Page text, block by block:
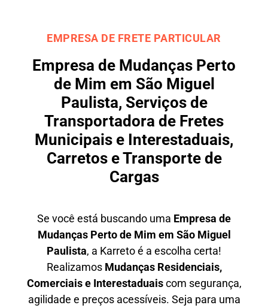
EMPRESA DE FRETE PARTICULAR
Empresa de Mudanças Perto
de Mim em São Miguel
Paulista, Serviços de
Transportadora de Fretes
Municipais e Interestaduais,
Carretos e Transporte de
Cargas
Se você está buscando uma Empresa de
Mudanças Perto de Mim em São Miguel
Paulista, a Karreto é a escolha certa!
Realizamos Mudanças Residenciais,
Comerciais e Interestaduaiscom segurança,
agilidade e preços acessíveis. Seja para uma